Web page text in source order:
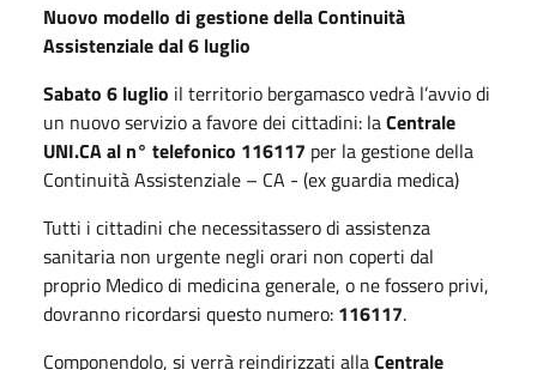
Nuovo modello di gestione della Continuità
Assistenziale dal 6 luglio
Sabato 6 luglio il territorio bergamasco vedrà l’avvio di
un nuovo servizio a favore dei cittadini: laCentrale
UNI.CA al n° telefonico 116117 per la gestione della
Continuità Assistenziale – CA - (ex guardia medica)
Tutti i cittadini che necessitassero di assistenza
sanitaria non urgente negli orari non coperti dal
proprio Medico di medicina generale, o ne fossero privi,
dovranno ricordarsi questo numero: 116117.
Componendolo, si verrà reindirizzati allaCentrale